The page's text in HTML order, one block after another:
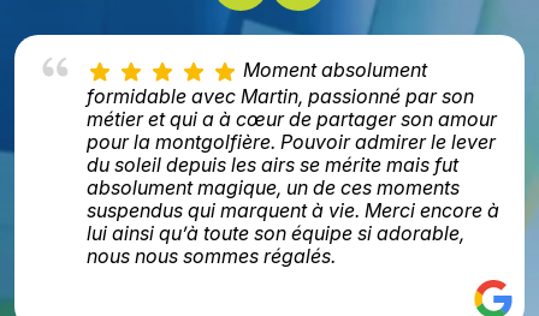
Moment absolument
formidable avec Martin, passionné par son
métier et qui a à cœur de partager son amour
pour la montgolfière. Pouvoir admirer le lever
du soleil depuis les airs se mérite mais fut
absolument magique, un de ces moments
suspendus qui marquent à vie. Merci encore à
lui ainsi qu’à toute son équipe si adorable,
nous nous sommes régalés.